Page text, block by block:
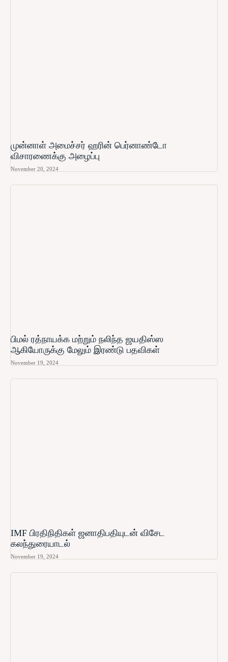
முன்னாள் அமைச்சர் ஹரின் பெர்னாண்டோ​
விசாரணைக்கு அழைப்பு
November 20, 2024
பிமல் ரத்நாயக்க மற்றும் நலிந்த ஜயதிஸ்ஸ
ஆகியோருக்கு மேலும் இரண்டு பதவிகள்
November 19, 2024
IMF பிரதிநிதிகள் ஜனாதிபதியுடன் விசேட
கலந்துரையாடல்
November 19, 2024